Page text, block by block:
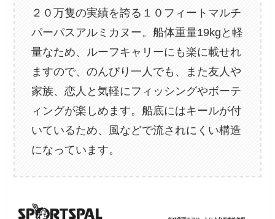
２０万隻の実績を誇る１０フィートマルチ
パーパスアルミカヌー。船体重量19kgと軽
量なため、ルーフキャリーにも楽に載せれ
ますので、のんびり一人でも、また友人や
家族、恋人と気軽にフィッシングやボーテ
ィングが楽しめます。船底にはキールが付
いているため、風などで流されにくい構造
になっています。